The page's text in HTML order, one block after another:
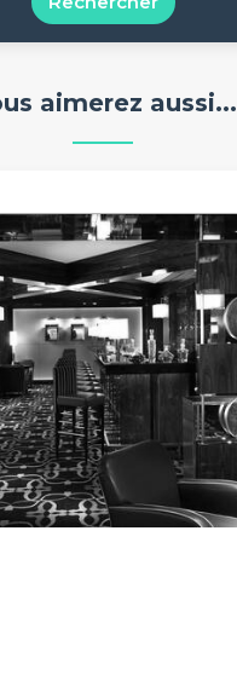
aimerez aussi...